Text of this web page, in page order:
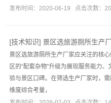
发布时间：2020-06-19 点击次数：
[技术知识] 景区选旅游厕所生产
景区选旅游厕所生产厂家应关注的核
区的“配套杂物”升级为展现服务能力
验与景区口碑。在筛选生产厂家时，
维度综合考量，